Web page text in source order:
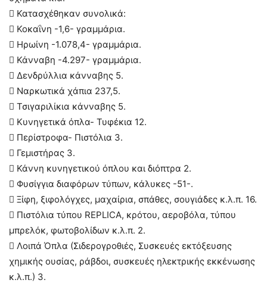
 Κατασχέθηκαν συνολικά:
 Κοκαΐνη -1,6- γραμμάρια.
 Ηρωίνη -1.078,4- γραμμάρια.
 Κάνναβη -4.297- γραμμάρια.
 Δενδρύλλια κάνναβης 5.
 Ναρκωτικά χάπια 237,5.
 Τσιγαριλίκια κάνναβης 5.
 Κυνηγετικά όπλα- Τυφέκια 12.
 Περίστροφα- Πιστόλια 3.
 Γεμιστήρας 3.
 Κάννη κυνηγετικού όπλου και διόπτρα 2.
 Φυσίγγια διαφόρων τύπων, κάλυκες -51-.
 Ξίφη, ξιφολόγχες, μαχαίρια, σπάθες, σουγιάδες κ.λ.π. 16.
 Πιστόλια τύπου REPLICA, κρότου, αερoβόλα, τύπου
μπρελόκ, φωτοβολίδων κ.λ.π. 2.
 Λοιπά Όπλα (Σιδερογροθιές, Συσκευές εκτόξευσης
χημικής ουσίας, ράβδοι, συσκευές ηλεκτρικής εκκένωσης
κ.λ.π.) 3.